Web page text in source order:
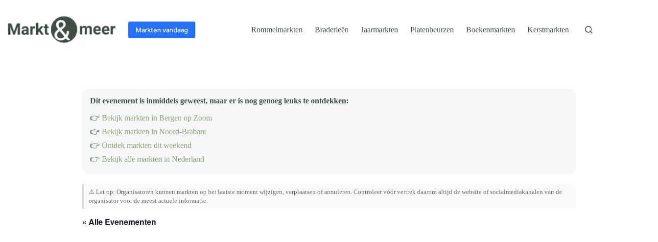
inhoud
Markten vandaag Rommelmarkten Braderieën Jaarmarkten Platenbeurzen Boekenmarkten Kerstmarkten
Dit evenement is inmiddels geweest, maar er is nog genoeg leuks te ontdekken:
👉 Bekijk markten in Bergen op Zoom
👉 Bekijk markten in Noord-Brabant
👉 Ontdek markten dit weekend
👉 Bekijk alle markten in Nederland
⚠️ Let op: Organisatoren kunnen markten op het laatste moment wijzigen, verplaatsen of annuleren. Controleer vóór vertrek daarom altijd de website of socialmediakanalen van de
organisator voor de meest actuele informatie.
« Alle Evenementen